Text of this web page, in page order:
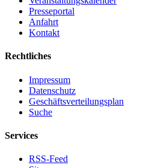
Presseportal
Anfahrt
Kontakt
Rechtliches
Impressum
Datenschutz
Geschäftsverteilungsplan
Suche
Services
RSS-Feed